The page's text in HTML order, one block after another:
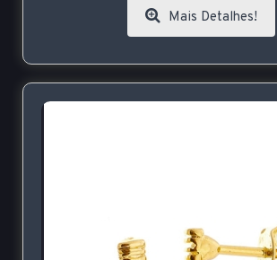
Mais Detalhes!